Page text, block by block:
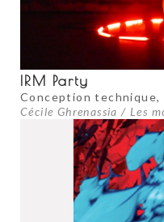
IRM Party
Conception technique,
Cécile Ghrenassia / Les